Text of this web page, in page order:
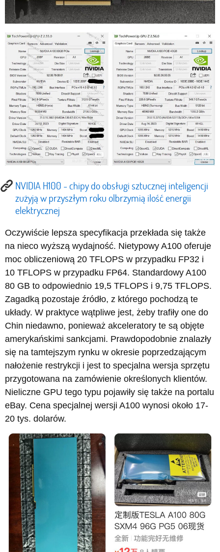
NVIDIA H100 - chipy do obsługi sztucznej inteligencji
zużyją w przyszłym roku olbrzymią ilość energii
elektrycznej
Oczywiście lepsza specyfikacja przekłada się także
na nieco wyższą wydajność. Nietypowy A100 oferuje
moc obliczeniową 20 TFLOPS w przypadku FP32 i
10 TFLOPS w przypadku FP64. Standardowy A100
80 GB to odpowiednio 19,5 TFLOPS i 9,75 TFLOPS.
Zagadką pozostaje źródło, z którego pochodzą te
układy. W praktyce wątpliwe jest, żeby trafiły one do
Chin niedawno, ponieważ akceleratory te są objęte
amerykańskimi sankcjami. Prawdopodobnie znalazły
się na tamtejszym rynku w okresie poprzedzającym
nałożenie restrykcji i jest to specjalna wersja sprzętu
przygotowana na zamówienie określonych klientów.
Nieliczne GPU tego typu pojawiły się także na portalu
eBay. Cena specjalnej wersji A100 wynosi około 17-
20 tys. dolarów.